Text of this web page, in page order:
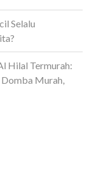
Selalu
Hilal Termurah:
Murah,